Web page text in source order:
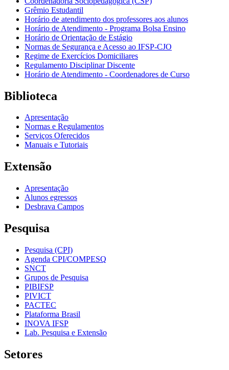
Grêmio Estudantil
Horário de atendimento dos professores aos alunos
Horário de Atendimento - Programa Bolsa Ensino
Horário de Orientação de Estágio
Normas de Segurança e Acesso ao IFSP-CJO
Regime de Exercícios Domiciliares
Regulamento Disciplinar Discente
Horário de Atendimento - Coordenadores de Curso
Biblioteca
Apresentação
Normas e Regulamentos
Serviços Oferecidos
Manuais e Tutoriais
Extensão
Apresentação
Alunos egressos
Desbrava Campos
Pesquisa
Pesquisa (CPI)
Agenda CPI/COMPESQ
SNCT
Grupos de Pesquisa
PIBIFSP
PIVICT
PACTEC
Plataforma Brasil
INOVA IFSP
Lab. Pesquisa e Extensão
Setores